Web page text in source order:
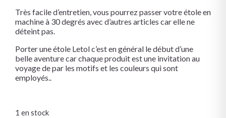
Très facile d’entretien, vous pourrez passer votre étole en
machine à 30 degrés avec d’autres articles car elle ne
déteint pas.
Porter une étole Letol c’est en général le début d’une
belle aventure car chaque produit est une invitation au
voyage de par les motifs et les couleurs qui sont
employés..
1 en stock